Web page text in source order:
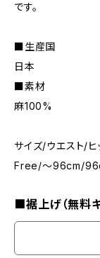
です。
■生産国
日本
■素材
麻100%
サイズ/ウエスト/
Free/～96cm/
■裾上げ（無料キ